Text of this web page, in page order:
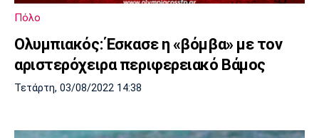
Πόλο
Ολυμπιακός: Έσκασε η «βόμβα» με τον
αριστερόχειρα περιφερειακό Βάμος
Τετάρτη, 03/08/2022 14:38